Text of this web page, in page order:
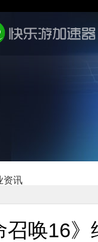
资讯
召唤16